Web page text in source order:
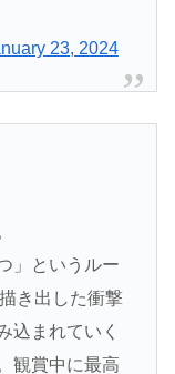
23, 2024
」というルー
き出した衝撃
込まれていく
観賞中に最高